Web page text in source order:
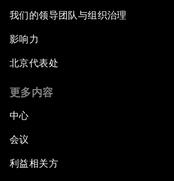
我们的领导团队与组织治理
影响力
北京代表处
更多内容
中心
会议
利益相关方